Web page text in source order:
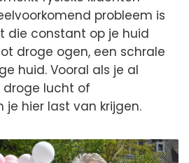
probleem is
die constant op je huid
droge ogen, een schrale
huid. Vooral als je al
droge lucht of
je hier last van krijgen.